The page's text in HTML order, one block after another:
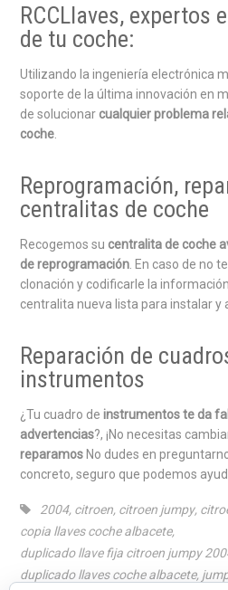
RCCLlaves, expertos
de tu coche:
Utilizando la ingeniería electrónica
soporte de la última innovación en
de solucionar cualquier problema
coche
Reprogramación,
centralitas de coche
Recogemos su centralita de coche
de reprogramación . En caso de no
clonación y codificarle la
centralita nueva lista para instalar y
Reparación de
instrumentos
¿Tu cuadro deinstrumentos te da
advertencias?, ¡No necesitas
reparamosNo dudes en
concreto, seguro que podemos
2004, citroen, citroen jumpy,
copia llaves coche albacete,
duplicado llave fija citroen jumpy
duplicado llaves coche albacete,